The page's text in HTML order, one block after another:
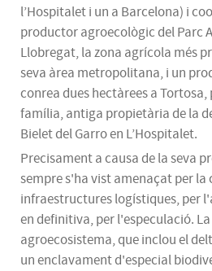
l’Hospitalet i un a Barcelona) i
productor agroecològic del Parc
Llobregat, la zona agrícola més
seva àrea metropolitana, i un
conrea dues hectàrees a
família, antiga propietària de la
Bielet del Garro en L’Hospitalet.
Precisament a causa de la seva
sempre s'ha vist amenaçat per
infraestructures logístiques, per
en definitiva, per l'especulació.
agroecosistema, que inclou el
un enclavament d'especial